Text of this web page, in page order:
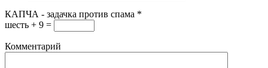
КАПЧА - задачка против спама *
шесть + 9 =
Комментарий